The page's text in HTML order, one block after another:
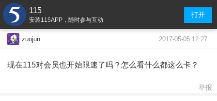
115
安装115APP，随时参与互动
打开
zuojun 2017-05-05 12:27
现在115对会员也开始限速了吗？怎么看什么都这么卡？
举报